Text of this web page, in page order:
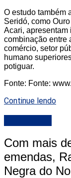
O estudo também
Seridó, como
Acari, apresentam
combinação entre
comércio, setor
humano
potiguar.
Fonte: Fonte:
Continue lendo
Com mais
emendas,
Negra do